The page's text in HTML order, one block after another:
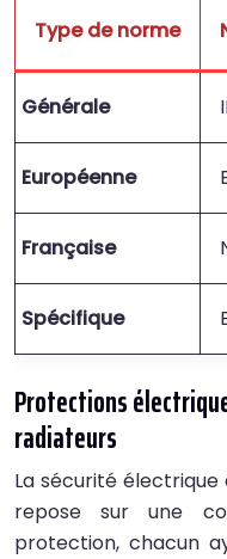
Type de norme
Générale
Européenne
Française
Spécifique
Protections
radiateurs
La sécurité
repose sur une
protection, chacun